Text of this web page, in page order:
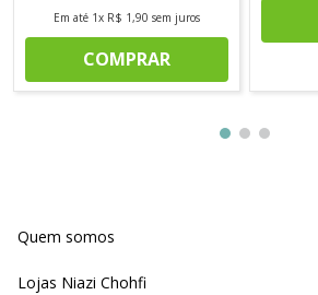
Em até 1x R$ 1,90 sem juros
COMPRAR
Quem somos
Lojas Niazi Chohfi